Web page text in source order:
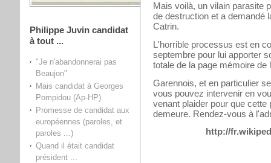
Philippe Juvin candidat
à tout ...
"Je n'abandonnerai pas
Beaujon"
Mais candidat à Georges
Pompidou (Ap-HP)
Promesse de candidat aux
européennes (paroles, et
paroles ...)
Quand il était candidat
président ...
Mais voilà, un vilain parasite
de destruction et a demandé
Catrin.
L'horrible processus est en
septembre pour lui apporter
totale de la page mémoire de
Garennois, et en particulier
vous pouvez intervenir en
venant plaider pour que cette
demeure. Rendez-vous à
http://